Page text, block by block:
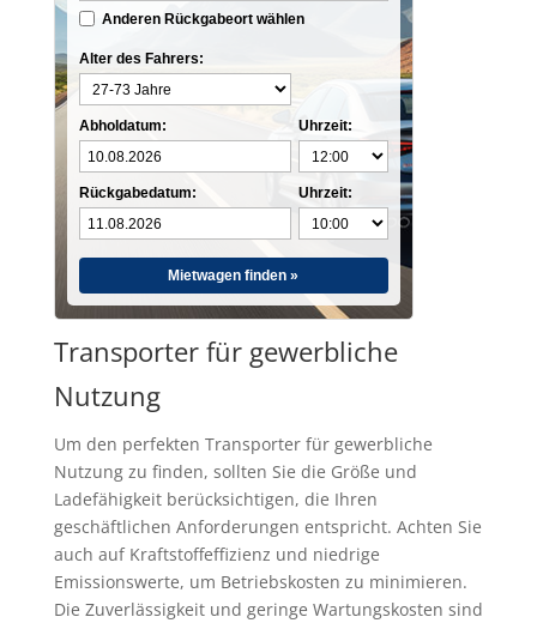
Anderen Rückgabeort wählen
Alter des Fahrers:
Abholdatum:
Rückgabedatum:
Uhrzeit:
Uhrzeit:
Mietwagen finden »
Transporter für gewerbliche
Nutzung
Um den perfekten Transporter für gewerbliche
Nutzung zu finden, sollten Sie die Größe und
Ladefähigkeit berücksichtigen, die Ihren
geschäftlichen Anforderungen entspricht. Achten Sie
auch auf Kraftstoffeffizienz und niedrige
Emissionswerte, um Betriebskosten zu minimieren.
Die Zuverlässigkeit und geringe Wartungskosten sind